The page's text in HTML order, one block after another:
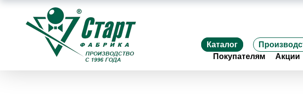
Каталог
Покупателям
Акции